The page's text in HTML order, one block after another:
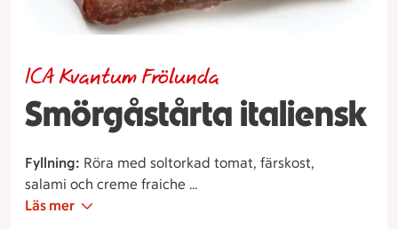
Smörgåstårta italiensk
ICA Kvantum Frölunda
Fyllning: Röra med soltorkad tomat, färskost,
salami och creme fraiche
Garnering:
Läs mer